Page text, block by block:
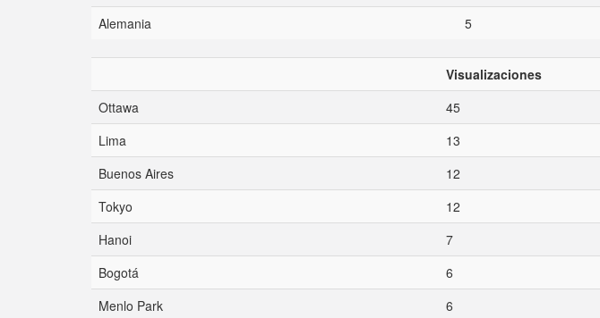
Alemania
5
Visualizaciones
Ottawa
45
Lima
13
Buenos Aires
12
Tokyo
12
Hanoi
7
Bogotá
6
Menlo Park
6